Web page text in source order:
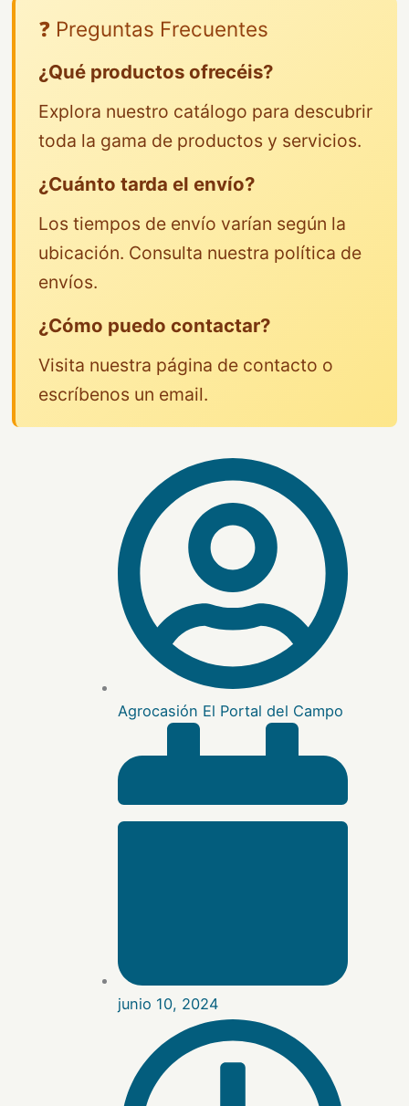
❓ Preguntas Frecuentes
¿Qué productos ofrecéis?
Explora nuestro catálogo para descubrir
toda la gama de productos y servicios.
¿Cuánto tarda el envío?
Los tiempos de envío varían según la
ubicación. Consulta nuestra política de
envíos.
¿Cómo puedo contactar?
Visita nuestra página de contacto o
escríbenos un email.
Agrocasión El Portal del Campo
junio 10, 2024